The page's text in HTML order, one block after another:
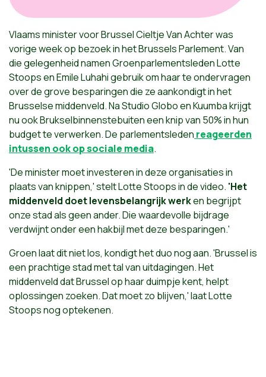
Vlaams minister voor Brussel Cieltje Van Achter was
vorige week op bezoek in het Brussels Parlement. Van
die gelegenheid namen Groenparlementsleden Lotte
Stoops en Emile Luhahi gebruik om haar te ondervragen
over de grove besparingen die ze aankondigt in het
Brusselse middenveld. Na Studio Globo en Kuumba krijgt
nu ook Brukselbinnenstebuiten een knip van 50% in hun
budget te verwerken. De parlementsleden reageerden
intussen ook op sociale media.
'De minister moet investeren in deze organisaties in
plaats van knippen,' stelt Lotte Stoops in de video. 'Het
middenveld doet levensbelangrijk werken begrijpt
onze stad als geen ander. Die waardevolle bijdrage
verdwijnt onder een hakbijl met deze besparingen.'
Groen laat dit niet los, kondigt het duo nog aan. 'Brussel is
een prachtige stad met tal van uitdagingen. Het
middenveld dat Brussel op haar duimpje kent, helpt
oplossingen zoeken. Dat moet zo blijven,' laat Lotte
Stoops nog optekenen.